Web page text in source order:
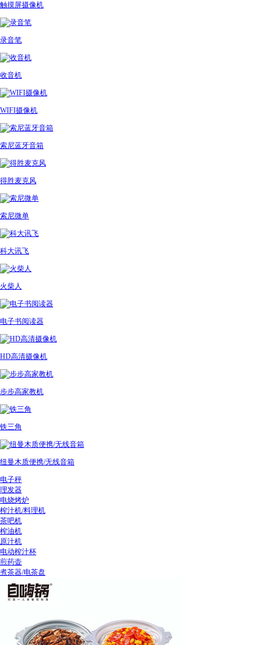
触摸屏摄像机
录音笔
收音机
WIFI摄像机
索尼蓝牙音箱
得胜麦克风
索尼微单
科大讯飞
火柴人
电子书阅读器
HD高清摄像机
步步高家教机
铁三角
纽曼木质便携/无线音箱
电子秤
理发器
电烧烤炉
榨汁机/料理机
茶吧机
榨油机
原汁机
电动榨汁杯
煎药壶
煮茶器/电茶盘